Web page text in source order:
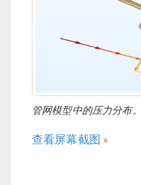
管网模型中的压力分布。
查看屏幕截图